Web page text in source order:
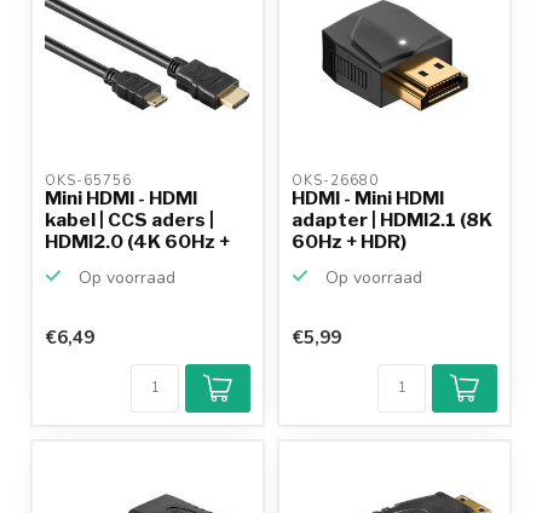
OKS-65756
Mini HDMI - HDMI
kabel | CCS aders |
HDMI2.0 (4K 60Hz +
Op voorraad
€6,49
OKS-26680
HDMI - Mini HDMI
adapter | HDMI2.1 (8K
60Hz + HDR)
Op voorraad
€5,99